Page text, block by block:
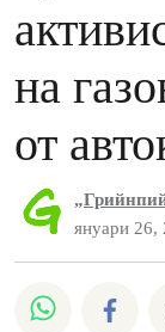
на
от
януари 26,